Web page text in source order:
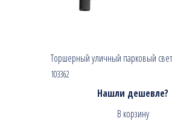
Торшерный уличный парковый
103362
Нашли дешевле?
В корзину